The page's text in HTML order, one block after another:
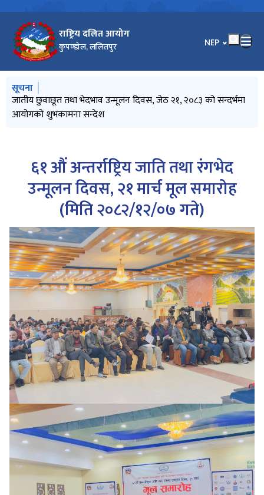
राष्ट्रिय दलित आयोग
कुपण्डोल, ललितपुर भाषा चयन गर्नुहोस्
NEP
मुख्य नेभिगेसनमा जानुहोस्
सूचना
सूचनाको हक सम्बन्धी ऐन, २०६४ को दफा ५ को उपदफा (३) को
प्रयोजनार्थ (२०८३ वैशाख महिनादेखि २०८३ असार मसान्तसम्म)
जातीय छुवाछूत तथा भेदभाव उन्मूलन दिवस, जेठ २१, २०८३ को सन्दर्भमा
आयोगको शुभकामना सन्देश
सूचना प्रविधि विस्तारः दिगो विकासको आधार
प्रेस विज्ञप्ति (सिन्धुली घटनाबारे आयोगको ध्यानाकर्षण)
उच्च शिक्षामा छात्रवृत्तिका लागि आवेदन फाराम भर्ने सम्बन्धी विश्‍वविद्यालय
अनुदान आयोगको सूचना
६१ औं अन्तर्राष्ट्रिय जाति तथा रंगभेद
उन्मूलन दिवस, २१ मार्च मूल समारोह
(मिति २०८२/१२/०७ गते)